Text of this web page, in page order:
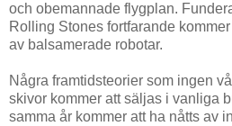
och obemannade flygplan.
Rolling Stones fortfarande
av balsamerade robotar.
Några framtidsteorier som ingen
skivor kommer att säljas i vanliga
samma år kommer att ha nåtts av